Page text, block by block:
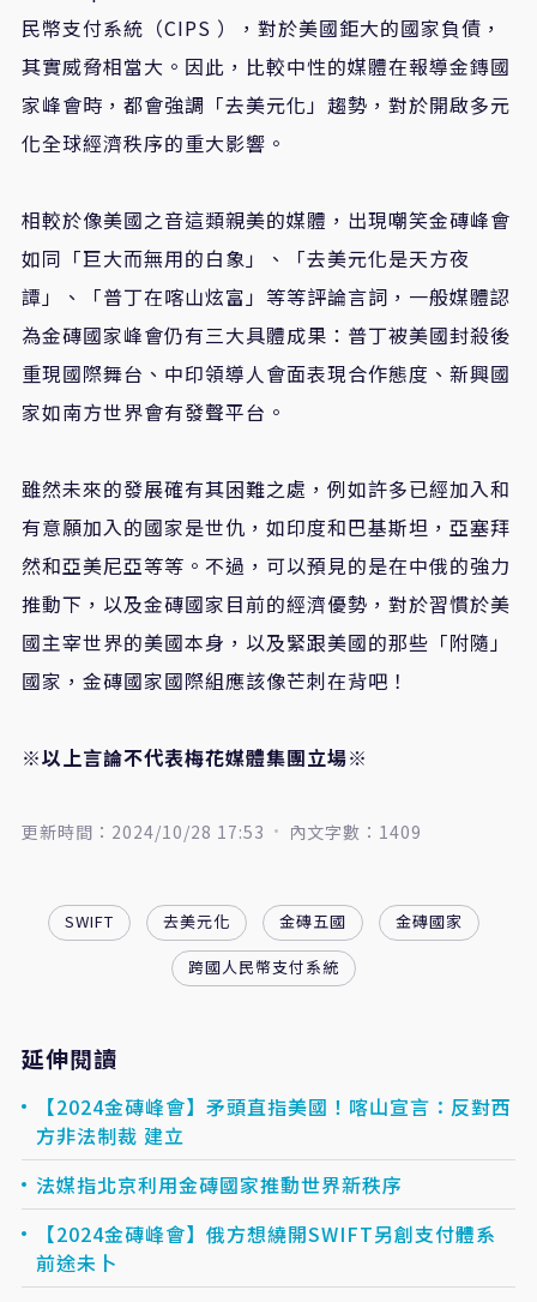
民幣支付系統（CIPS ），對於美國鉅大的國家負債，
其實威脅相當大。因此，比較中性的媒體在報導金鏄國
家峰會時，都會強調「去美元化」趨勢，對於開啟多元
化全球經濟秩序的重大影響。
相較於像美國之音這類親美的媒體，出現嘲笑金磚峰會
如同「巨大而無用的白象」、「去美元化是天方夜
譚」、「普丁在喀山炫富」等等評論言詞，一般媒體認
為金磚國家峰會仍有三大具體成果：普丁被美國封殺後
重現國際舞台、中印領導人會面表現合作態度、新興國
家如南方世界會有發聲平台。
雖然未來的發展確有其困難之處，例如許多已經加入和
有意願加入的國家是世仇，如印度和巴基斯坦，亞塞拜
然和亞美尼亞等等。不過，可以預見的是在中俄的強力
推動下，以及金磚國家目前的經濟優勢，對於習慣於美
國主宰世界的美國本身，以及緊跟美國的那些「附隨」
國家，金磚國家國際組應該像芒刺在背吧！
※以上言論不代表梅花媒體集團立場※
更新時間：2024/10/28 17:53 內文字數：1409
SWIFT 去美元化 金磚五國
金磚國家
跨國人民幣支付系統
延伸閱讀
【2024金磚峰會】矛頭直指美國！喀山宣言：反對西
方非法制裁 建立
法媒指北京利用金磚國家推動世界新秩序
【2024金磚峰會】俄方想繞開SWIFT另創支付體系
前途未卜